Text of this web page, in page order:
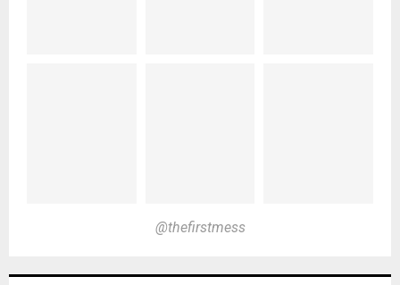
@thefirstmess